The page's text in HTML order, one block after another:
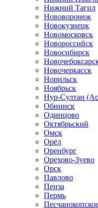
Нижний Тагил
Нововоронеж
Новокузнецк
Новомосковск
Новороссийск
Новосибирск
Новочеркасск
Норильск
Ноябрьск
Нур-Султан
Обнинск
Одинцово
Октябрьский
Омск
Орёл
Оренбург
Орехово-Зуево
Орск
Павлово
Пенза
Пермь